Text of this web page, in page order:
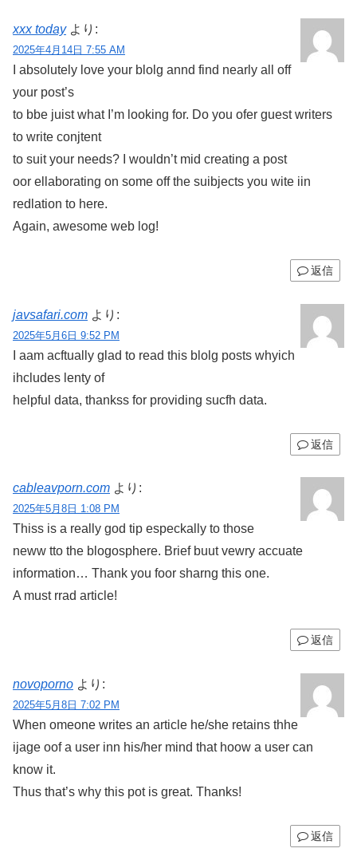
xxx today より:
2025年4月14日 7:55 AM
I absolutely love your blolg annd find nearly all off
your post’s
to bbe juist what I’m looking for. Do you ofer guest writers
to write conjtent
to suit your needs? I wouldn’t mid creating a post
oor ellaborating on some off the suibjects you wite iin
redlation to here.
Again, awesome web log!
返信
javsafari.com より:
2025年5月6日 9:52 PM
I aam acftually glad to read this blolg posts whyich
ihcludes lenty of
helpful data, thankss for providing sucfh data.
返信
cableavporn.com より:
2025年5月8日 1:08 PM
Thiss is a really god tip especkally to those
neww tto the blogosphere. Brief buut vewry accuate
information… Thank you foor sharng this one.
A must rrad article!
返信
novoporno より:
2025年5月8日 7:02 PM
When omeone writes an article he/she retains thhe
ijage oof a user inn his/her mind that hoow a user can
know it.
Thus that’s why this pot is great. Thanks!
返信